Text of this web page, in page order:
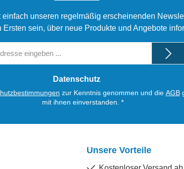
unseren regelmäßig erscheinenden
Ersten sein, über neue Produkte und Angebote
Datenschutz
zur Kenntnis genommen und die AGB
mit ihnen einverstanden. *
Unsere Vorteile